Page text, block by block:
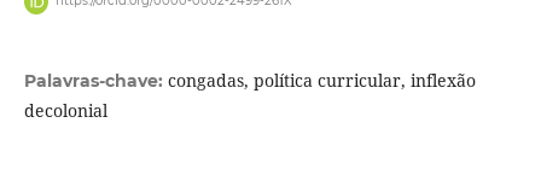
Palavras-chave: congadas, política curricular, inflexão
decolonial